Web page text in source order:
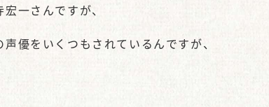
一さんですが、
優をいくつもされているんですが、